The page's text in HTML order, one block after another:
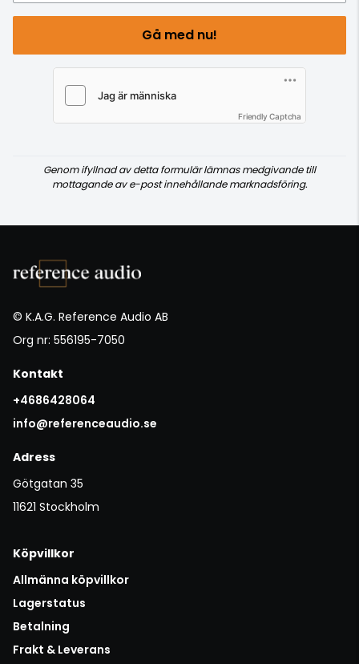
Gå med nu!
Friendly Captcha
Genom ifyllnad av detta formulär lämnas medgivande till
mottagande av e-post innehållande marknadsföring.
© K.A.G. Reference Audio AB
Org nr: 556195-7050
Kontakt
+4686428064
info@referenceaudio.se
Adress
Götgatan 35
11621 Stockholm
Köpvillkor
Allmänna köpvillkor
Lagerstatus
Betalning
Frakt & Leverans